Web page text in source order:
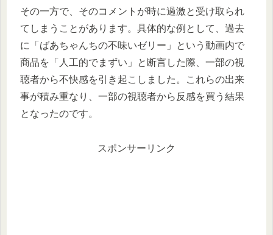
その一方で、そのコメントが時に過激と受け取られ
てしまうことがあります。具体的な例として、過去
に「ばあちゃんちの不味いゼリー」という動画内で
商品を「人工的でまずい」と断言した際、一部の視
聴者から不快感を引き起こしました。これらの出来
事が積み重なり、一部の視聴者から反感を買う結果
となったのです。
スポンサーリンク